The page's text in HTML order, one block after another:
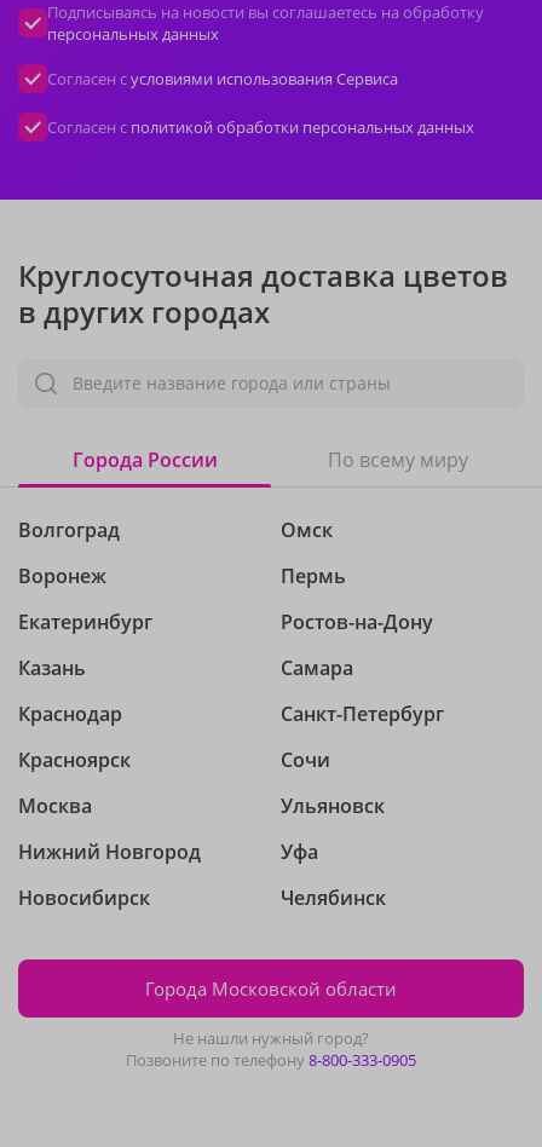
Подписываясь на новости вы соглашаетесь на обработку
персональных данных
Согласен сусловиями использования Сервиса
Согласен с политикой обработки персональных данных
Круглосуточная доставка цветов
в других городах
Введите название города или страны
Города России По всему миру
Волгоград
Воронеж
Екатеринбург
Казань
Краснодар
Красноярск
Москва
Нижний Новгород
Новосибирск
Омск
Пермь
Ростов-на-Дону
Самара
Санкт-Петербург
Сочи
Ульяновск
Уфа
Челябинск
Города Московской области
Не нашли нужный город?
Позвоните по телефону8-800-333-0905